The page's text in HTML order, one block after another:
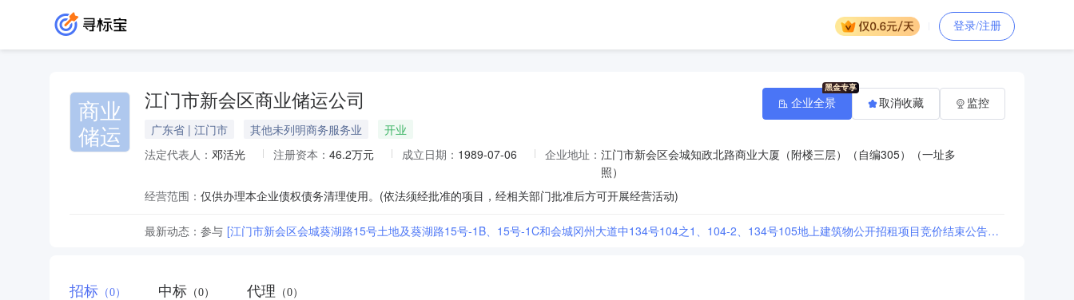
登录/注册
商业
储运
江门市新会区商业储运公司
广东省 | 江门市 其他未列明商务服务业
开业
法定代表人： 邓活光 注册资本： 46.2万元 成立日期： 1989-07-06 企业地址： 江门市新会区会城知政北路商业大厦（附楼三层）（自编305）（一址多
照）
经营范围： 仅供办理本企业债权债务清理使用。(依法须经批准的项目，经相关部门批准后方可开展经营活动)
最新动态： 参与 [江门市新会区会城葵湖路15号土地及葵湖路15号-1B、15号-1C和会城冈州大道中134号104之1、104-2、134号105地上建筑物公开招租项目竞价结束公告通知]
企业全景 取消收藏 监控
招标 （0） 中标 （0） 代理 （0）